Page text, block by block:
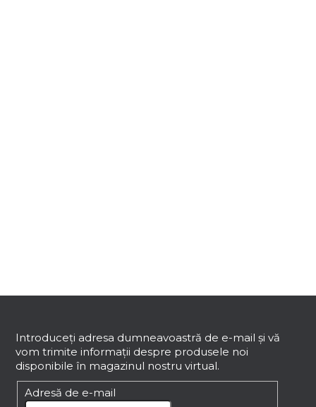
Introduceţi adresa dumneavoastră de e-mail şi vă
vom trimite informaţii despre produsele noi
disponibile în magazinul nostru virtual.
Adresă de e-mail